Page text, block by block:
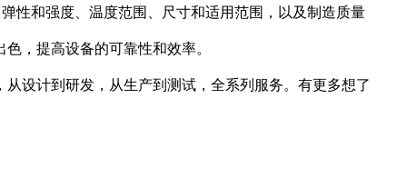
性和强度、温度范围、尺寸和适用范围，以及制造质量
，提高设备的可靠性和效率。
设计到研发，从生产到测试，全系列服务。有更多想了